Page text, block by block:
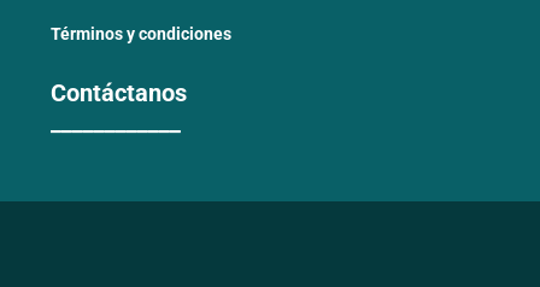
Términos y condiciones
Contáctanos